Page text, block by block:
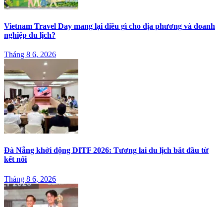
Vietnam Travel Day mang lại điều gì cho địa phương và doanh
nghiệp du lịch?
Tháng 8 6, 2026
Đà Nẵng khởi động DITF 2026: Tương lai du lịch bắt đầu từ
kết nối
Tháng 8 6, 2026